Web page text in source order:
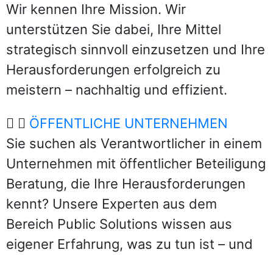
Wir kennen Ihre Mission. Wir
unterstützen Sie dabei, Ihre Mittel
strategisch sinnvoll einzusetzen und Ihre
Herausforderungen erfolgreich zu
meistern – nachhaltig und effizient.
ÖFFENTLICHE UNTERNEHMEN
Sie suchen als Verantwortlicher in einem
Unternehmen mit öffentlicher Beteiligung
Beratung, die Ihre Herausforderungen
kennt? Unsere Experten aus dem
Bereich Public Solutions wissen aus
eigener Erfahrung, was zu tun ist – und